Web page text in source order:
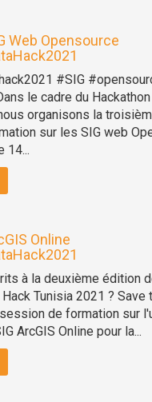
Web Opensource
#SIG
le cadre du Hackathon
organisons la
sur les SIG web
14...
Online
à la deuxième édition
Tunisia 2021 ? Save
de formation sur
ArcGIS Online pour la...